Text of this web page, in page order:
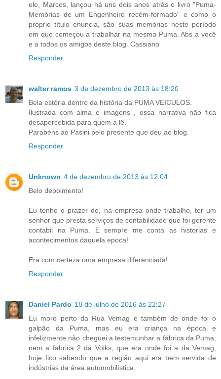
ele, Marcos, lançou há uns dois anos atrás o livro "Puma-
Memórias de um Engenheiro recém-formado" e como o
próprio título enuncia, são suas memórias neste período
em que começou a trabalhar na mesma Puma. Abs a você
e a todos os amigos deste blog. Cassiano
Responder
walter ramos 3 de dezembro de 2013 às 18:20
Bela estória dentro da história da PUMA VEICULOS.
Ilustrada com alma e imagens , essa narrativa não fica
desapercebida para quem a lê.
Parabéns ao Pasini pelo presente que deu ao blog.
Responder
Unknown 4 de dezembro de 2013 às 12:04
Belo depoimento!
Eu tenho o prazer de, na empresa onde trabalho, ter um
senhor que presta serviços de contabilidade que foi gerente
contabil na Puma. E sempre me conta as historias e
acontecimentos daquela epoca!
Era com certeza uma empresa diferenciada!
Responder
Daniel Pardo 18 de julho de 2016 às 22:27
Eu moro perto da Rua Vemag e também de onde foi o
galpão da Puma, mas eu era criança na época e
infelizmente não cheguei a testemunhar a fábrica da Puma,
nem a fábrica 2 da Volks, que era onde foi a da Vemag,
hoje fico sabendo que a região aqui era bem servida de
indústrias da área automobilística.